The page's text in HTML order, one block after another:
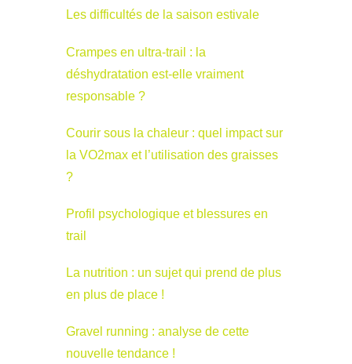
Les difficultés de la saison estivale
Crampes en ultra-trail : la
déshydratation est-elle vraiment
responsable ?
Courir sous la chaleur : quel impact sur
la VO2max et l’utilisation des graisses
?
Profil psychologique et blessures en
trail
La nutrition : un sujet qui prend de plus
en plus de place !
Gravel running : analyse de cette
nouvelle tendance !